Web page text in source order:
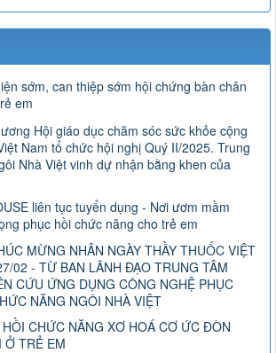
sớm, can thiệp sớm hội chứng bàn chân
em
Hội giáo dục chăm sóc sức khỏe cộng
Nam tổ chức hội nghị Quý II/2025. Trung
Nhà Việt vinh dự nhận bằng khen của
liên tục tuyển dụng - Nơi ươm mầm
phục hồi chức năng cho trẻ em
MỪNG NHÂN NGÀY THẦY THUỐC VIỆT
02 - TỪ BAN LÃNH ĐẠO TRUNG TÂM
CỨU ỨNG DỤNG CÔNG NGHỆ PHỤC
NĂNG NGÔI NHÀ VIỆT
HỒI CHỨC NĂNG XƠ HOÁ CƠ ỨC ĐÒN
Ở TRẺ EM